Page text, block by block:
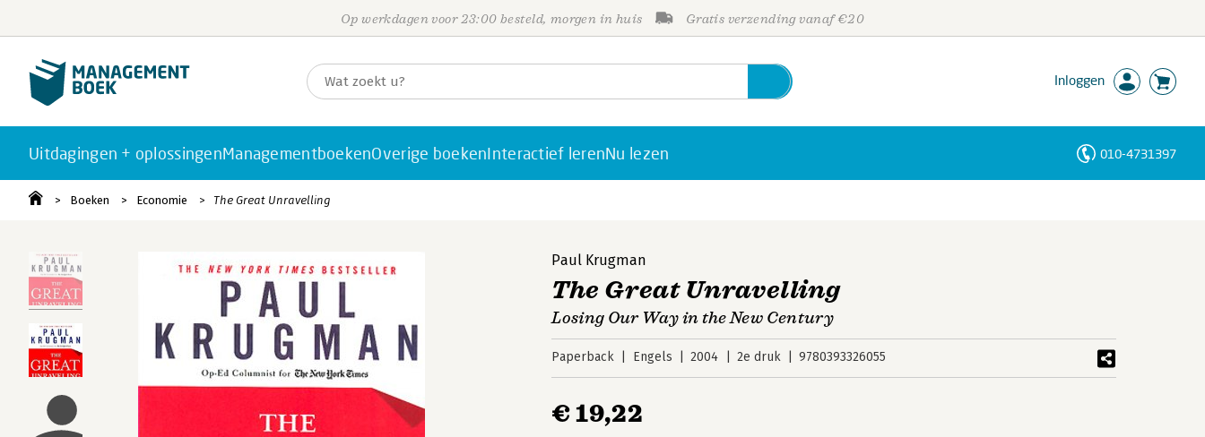
Op werkdagen voor 23:00 besteld, morgen in huis Gratis verzending vanaf €20
Inloggen
Uitdagingen + oplossingenManagementboekenOverige boekenInteractief lerenNu lezen 010-4731397
Boeken Economie The Great Unravelling
Paul Krugman
The Great Unravelling
Losing Our Way in the New Century
Paperback Engels 2004 2e druk 9780393326055
€ 19,22
Personen